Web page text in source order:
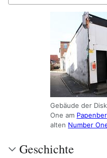
Gebäude der
One am
alten Number
Geschichte